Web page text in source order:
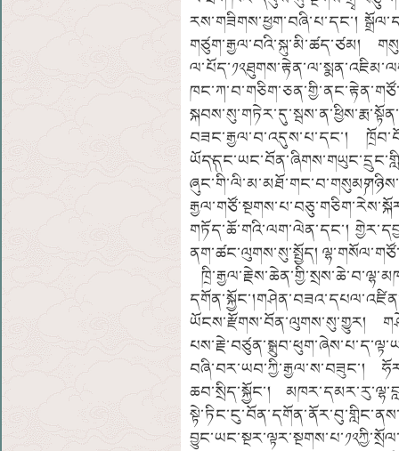
རས་གཟིགས་ཕྱག་བཞི་པ་དང་།
གཙུག་རྒྱལ་བའི་སྐུ་མི་ཚད་ཙམ།
བཟང་རྒྱལ་བ་འདུས་པ་དང་།
གཏོད་ཆོ་གའི་ལག་ལེན་དང་།
ནག་ཚང་ལུགས་སུ་སྤྱོད།
ཡོངས་རྫོགས་བོན་ལུགས་སུ་གྱུར།
བཞི་བར་ཡབ་ཀྱི་རྒྱལ་ས་བཟུང་།
ཆབ་སྲིད་སྐྱོང་།